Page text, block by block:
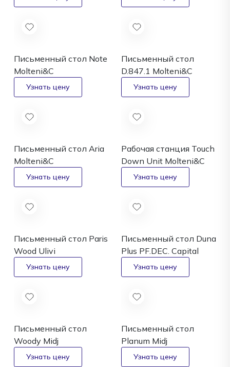
Письменный стол Note
Molteni&C
Письменный стол
D.847.1 Molteni&C
Письменный стол Aria
Molteni&C
Рабочая станция Touch
Down Unit Molteni&C
Письменный стол Paris
Wood Ulivi
Письменный стол Duna
Plus PF.DEC. Capital
Письменный стол
Woody Midj
Письменный стол
Planum Midj